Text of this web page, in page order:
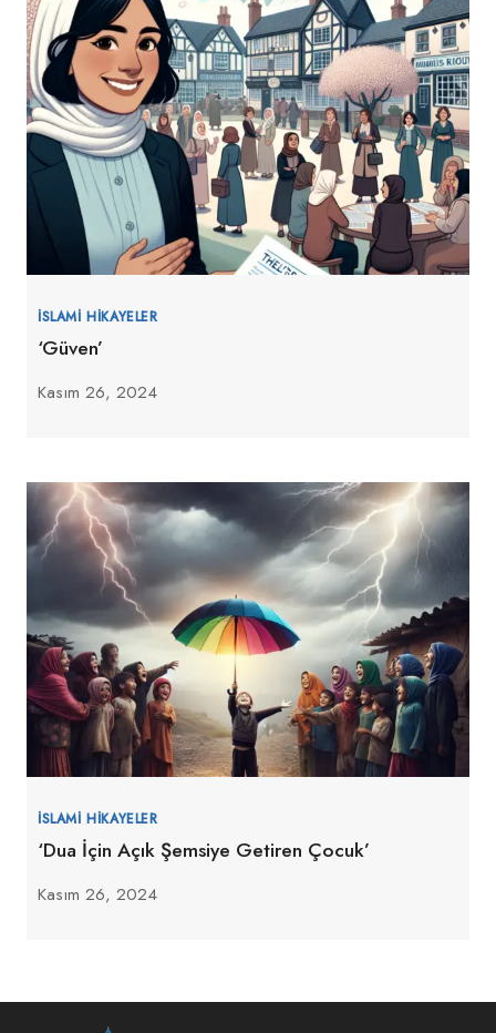
İSLAMI HIKAYELER
‘Güven’
Kasım 26, 2024
İSLAMI HIKAYELER
‘Dua İçin Açık Şemsiye Getiren Çocuk’
Kasım 26, 2024